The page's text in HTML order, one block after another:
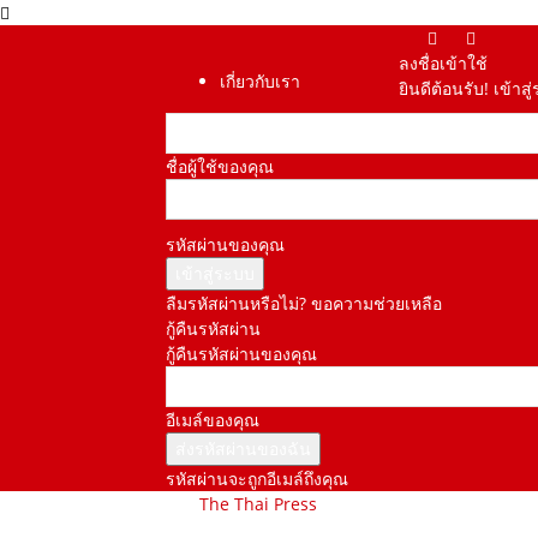
เกี่ยวกับเรา
ลงชื่อเข้าใช้
ยินดีต้อนรับ! เข้า
ชื่อผู้ใช้ของคุณ
รหัสผ่านของคุณ
ลืมรหัสผ่านหรือไม่? ขอความช่วยเหลือ
กู้คืนรหัสผ่าน
กู้คืนรหัสผ่านของคุณ
อีเมล์ของคุณ
รหัสผ่านจะถูกอีเมล์ถึงคุณ
The Thai Press